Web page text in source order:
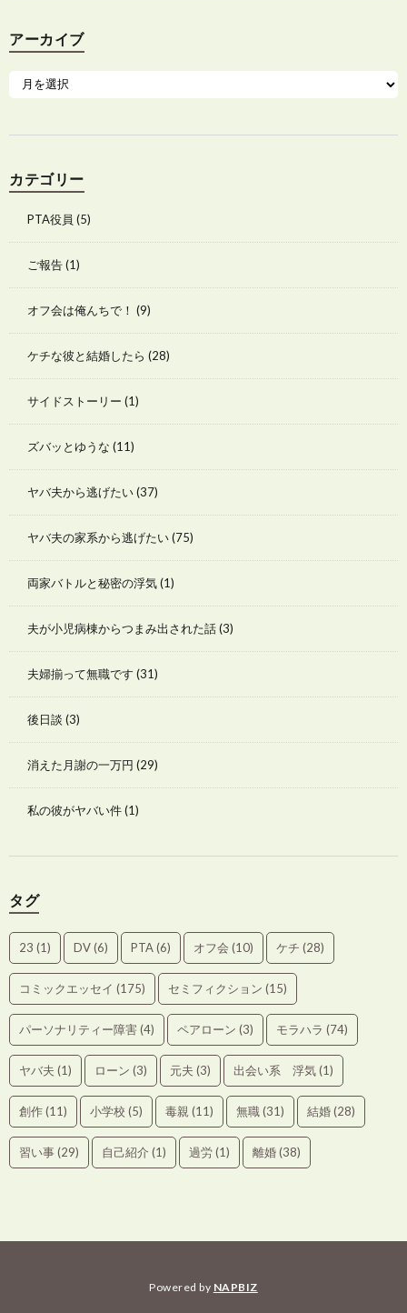
アーカイブ
カテゴリー
PTA役員 (5)
ご報告(1)
オフ会は俺んちで！ (9)
ケチな彼と結婚したら (28)
サイドストーリー (1)
ズバッとゆうな (11)
ヤバ夫から逃げたい(37)
ヤバ夫の家系から逃げたい(75)
両家バトルと秘密の浮気(1)
夫が小児病棟からつまみ出された話(3)
夫婦揃って無職です (31)
後日談 (3)
消えた月謝の一万円 (29)
私の彼がヤバい件(1)
タグ
23 (1) DV(6) PTA(6) オフ会 (10) ケチ (28)
コミックエッセイ (175) セミフィクション (15)
パーソナリティー障害(4) ペアローン (3) モラハラ (74)
ヤバ夫 (1) ローン (3) 元夫 (3) 出会い系 浮気(1)
創作(11) 小学校 (5) 毒親 (11) 無職(31) 結婚(28)
習い事(29) 自己紹介 (1) 過労(1) 離婚(38)
Powered by NAPBIZ